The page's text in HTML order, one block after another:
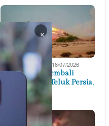
INTERNASIONAL 18/07/2026
Ketegangan Kembali
Meningkat di Teluk Persia,
IRAN – A…
×